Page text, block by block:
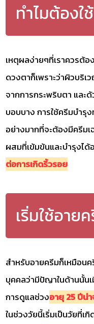
ทำไมต้องใ
เหตุผลง่ายๆที่เราควรต้
ดวงตาก็เพราะว่าผิวบริเ
จากการกระพริบตา และ
บอบบาง การใช้ครีมบำรุง
อย่างมากที่จะต้องมีครีม
ผสมที่เข้มข้นและบำรุงไ
ต่อการเกิดริ้วรอย
เริ่มใช้อาย
สำหรับอายครีมก็เหมือน
บุคคลว่ามีปัญาในด้านนั้น
การดูแลช่วงอายุ 25 ปีน่า
ในช่วงวัยนี้เริ่มเป็นวัยที่เ